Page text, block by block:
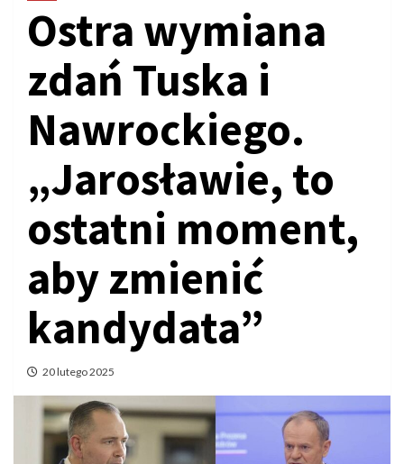
Ostra wymiana
zdań Tuska i
Nawrockiego.
„Jarosławie, to
ostatni moment,
aby zmienić
kandydata”
20 lutego 2025